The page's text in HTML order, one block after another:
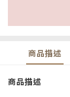
商品描述
商品描述